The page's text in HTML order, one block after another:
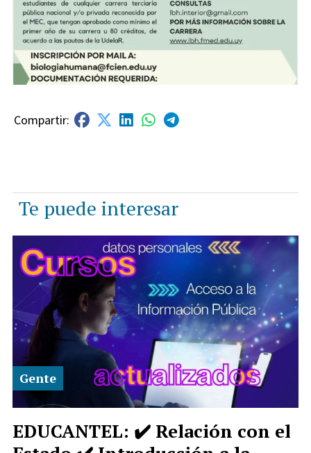
Te puede interesar
EDUCANTEL: ✔️ Relación con el
Gente